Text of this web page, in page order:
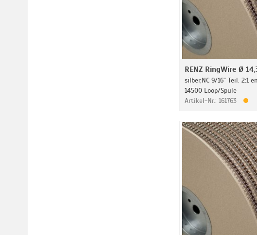
RENZ RingWire Ø
silber,NC 9/16" Teil. 2:1
14500 Loop/Spule
Artikel-Nr.: 161763